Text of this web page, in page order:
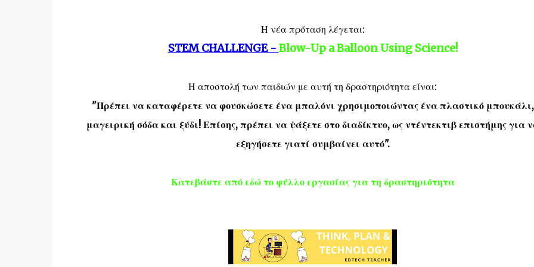
Η νέα πρόταση λέγεται:
STEM CHALLENGE - Blow-Up a Balloon Using Science!
Η αποστολή των παιδιών με αυτή τη δραστηριότητα είναι:
"Πρέπει να καταφέρετε να φουσκώσετε ένα μπαλόνι χρησιμοποιώντας ένα πλαστικό μπουκάλι,
μαγειρική σόδα και ξύδι! Επίσης, πρέπει να ψάξετε στο διαδίκτυο, ως ντέντεκτιβ επιστήμης για
εξηγήσετε γιατί συμβαίνει αυτό".
Κατεβάστε από εδώ το φύλλο εργασίας για τη δραστηριότητα